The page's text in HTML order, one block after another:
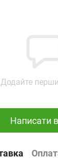
Додайте
Написати